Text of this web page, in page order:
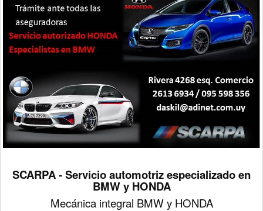
SCARPA - Servicio automotriz especializado en
BMW y HONDA
Mecánica integral BMW y HONDA